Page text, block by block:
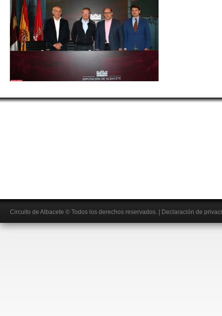
Circuito de Albacete © Todos los derechos reservados. Declaración de